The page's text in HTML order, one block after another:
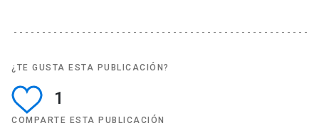
¿TE GUSTA ESTA PUBLICACIÓN?
1
COMPARTE ESTA PUBLICACIÓN